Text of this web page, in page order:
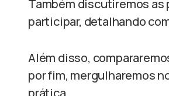
Também discutiremos as
participar, detalhando
Além disso,
por fim, mergulharemos
prática.